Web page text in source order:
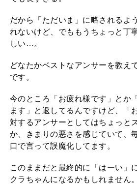
だから「ただいま」に略されるよ
れないけど、でももうちょっと丁
しい…。
どなたかベストなアンサーを教え
です。
今のところ「お疲れ様です」とか
ます」と返してるんですけど、「
対するアンサーとしてはちょっと
か、きまりの悪さを感じていて、
口で言って誤魔化してます。
このままだと最終的に「はーい」
クラちゃんになるかもしれません。